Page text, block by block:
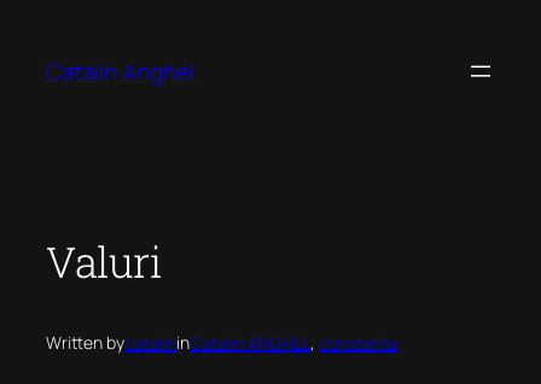
content
Catalin Anghel
Valuri
Written bycatalininCatalin ANGHEL, constanta